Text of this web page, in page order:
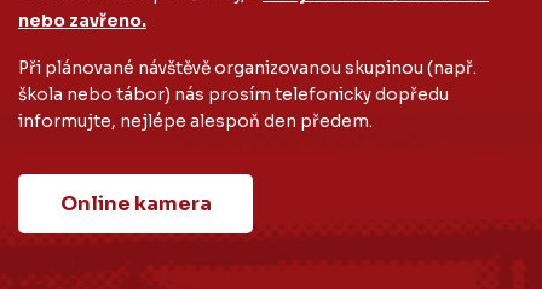
nebo zavřeno.
Při plánované návštěvě organizovanou skupinou (např.
škola nebo tábor) nás prosím telefonicky dopředu
informujte, nejlépe alespoň den předem.
Online kamera